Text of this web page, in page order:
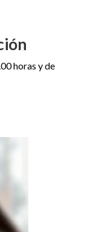
horas y de